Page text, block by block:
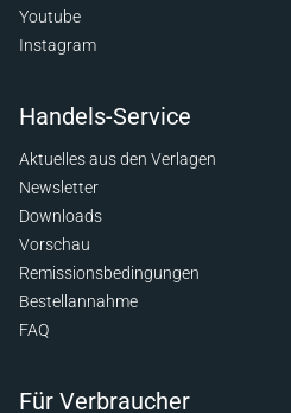
Youtube
Instagram
Handels-Service
Aktuelles aus den Verlagen
Newsletter
Downloads
Vorschau
Remissionsbedingungen
Bestellannahme
FAQ
Für Verbraucher